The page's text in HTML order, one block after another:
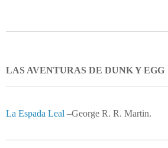
LAS AVENTURAS DE DUNK Y EGG
La Espada Leal –George R. R. Martin.